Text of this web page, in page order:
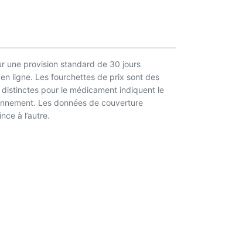
une provision standard de 30 jours
ligne. Les fourchettes de prix sont des
pour le médicament indiquent le
Les données de couverture
à l’autre.